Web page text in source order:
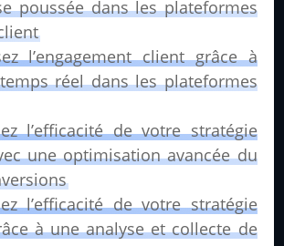
poussée dans les plateformes
l’engagement client grâce à
réel dans les plateformes
l’efficacité de votre stratégie
une optimisation avancée du
l’efficacité de votre stratégie
à une analyse et collecte de